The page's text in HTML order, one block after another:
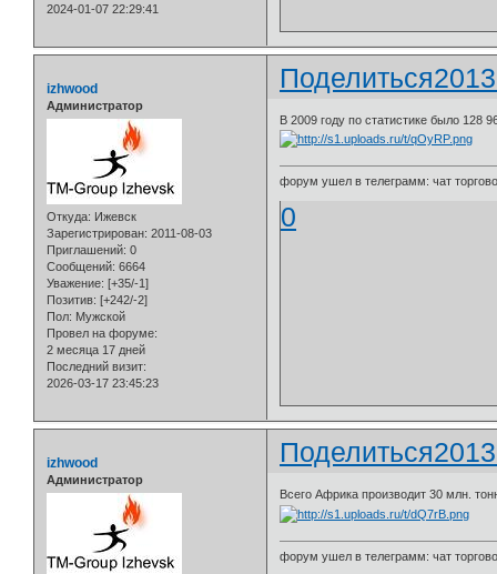
2024-01-07 22:29:41
Поделиться
izhwood
Администратор
Откуда: Ижевск
Зарегистрирован: 2011-08-03
Приглашений: 0
Сообщений: 6664
Уважение: [+35/-1]
Позитив: [+242/-2]
Пол: Мужской
Провел на форуме:
2 месяца 17 дней
Последний визит:
2026-03-17 23:45:23
В 2009 году по статистике было 128
форум ушел в телеграмм: чат
0
Поделиться
izhwood
Администратор
Всего Африка производит 30 млн.
форум ушел в телеграмм: чат